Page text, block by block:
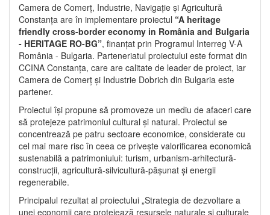
Camera de Comerț, Industrie, Navigație și Agricultură
Constanța are în implementare proiectul “A heritage
friendly cross-border economy in România and Bulgaria
- HERITAGE RO-BG”, finanțat prin Programul Interreg V-A
România - Bulgaria. Parteneriatul proiectului este format din
CCINA Constanța, care are calitate de leader de proiect, iar
Camera de Comerț și Industrie Dobrich din Bulgaria este
partener.
Proiectul își propune să promoveze un mediu de afaceri care
să protejeze patrimoniul cultural și natural. Proiectul se
concentrează pe patru sectoare economice, considerate cu
cel mai mare risc în ceea ce privește valorificarea economică
sustenabilă a patrimoniului: turism, urbanism-arhitectură-
construcții, agricultură-silvicultură-pășunat și energii
regenerabile.
Principalul rezultat al proiectului „Strategia de dezvoltare a
unei economii care protejează resursele naturale și culturale